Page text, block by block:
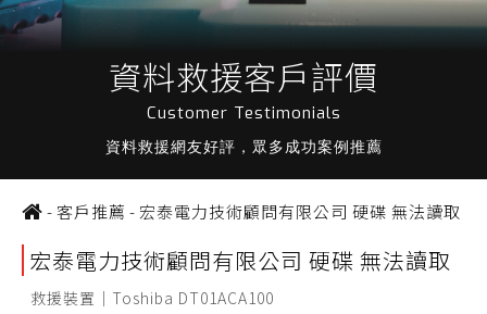
資料救援客戶評價
Customer Testimonials
資料救援網友好評，眾多成功案例推薦
-客戶推薦 - 宏泰電力技術顧問有限公司 硬碟 無法讀取
宏泰電力技術顧問有限公司 硬碟 無法讀取
救援裝置｜Toshiba DT01ACA100